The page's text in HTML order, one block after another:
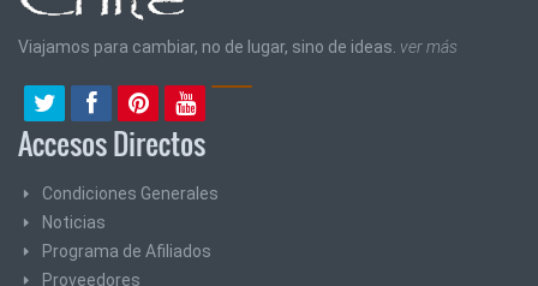
Viajamos para cambiar, no de lugar, sino de ideas. ver más
Accesos Directos
Condiciones Generales
Noticias
Programa de Afiliados
Proveedores